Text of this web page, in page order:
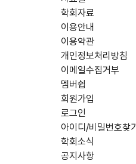
학회자료
이용안내
이용약관
개인정보처리방침
이메일수집거부
멤버쉽
회원가입
로그인
아이디/비밀번호찾기
학회소식
공지사항